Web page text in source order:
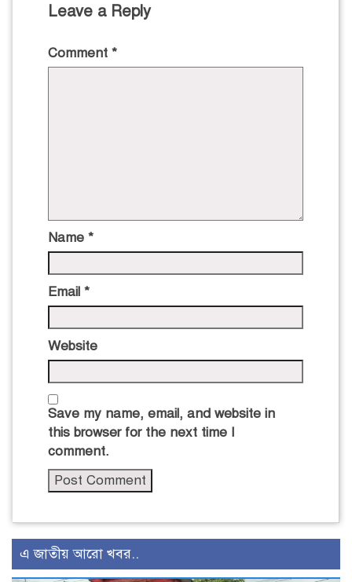
Leave a Reply
Comment *
Name *
Email *
Website
Save my name, email, and website in
this browser for the next time I
comment.
এ জাতীয় আরো খবর..